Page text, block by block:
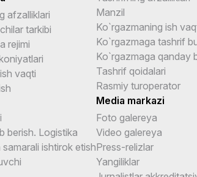
afzalliklari
tarkibi
rejimi
vaqti
berish. Logistika
ishtirok etish
Manzil
Ko`rgazmaning ish
Ko`rgazmaga tashrif
Ko`rgazmaga qanday
Tashrif qoidalari
Rasmiy turoperator
Media markazi
Foto galereya
Video galereya
Press-relizlar
Yangiliklar